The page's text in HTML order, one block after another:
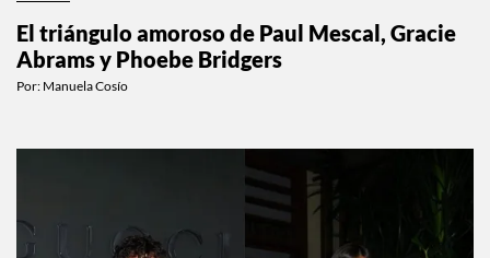
El triángulo amoroso de Paul Mescal, Gracie
Abrams y Phoebe Bridgers
Por: Manuela Cosío